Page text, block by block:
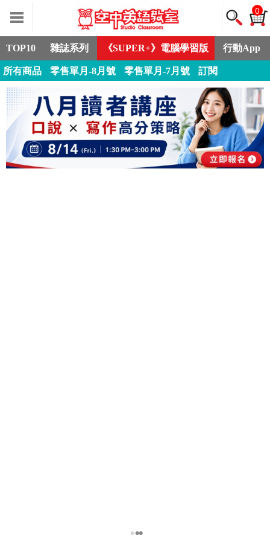
0
TOP10 雜誌系列 《SUPER+》電腦學習版 行動App
所有商品 零售單月-8月號 零售單月-7月號 訂閱